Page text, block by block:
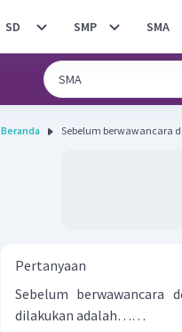
SD SMP SMA
Beranda Sebelum berwawancara
Pertanyaan
Sebelum berwawancara
dilakukan adalah……